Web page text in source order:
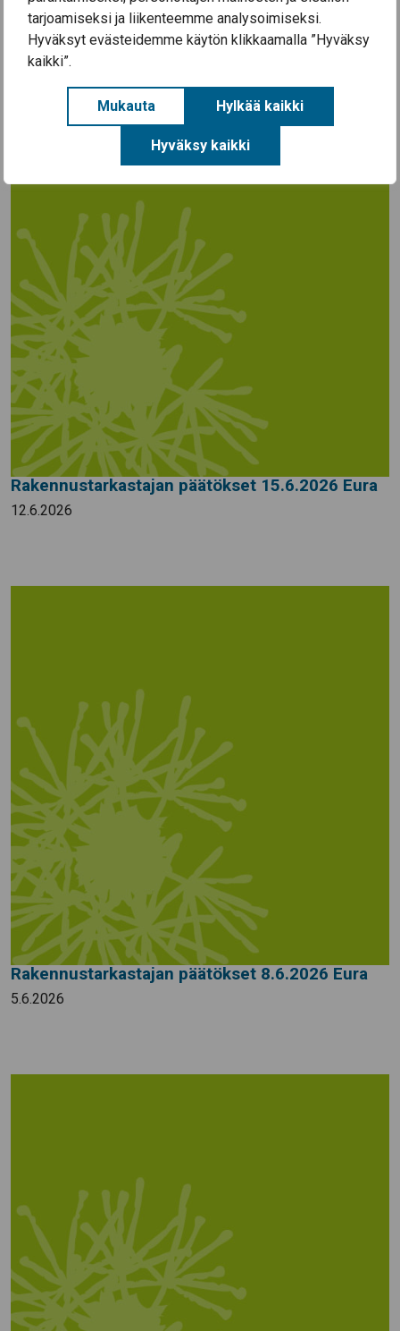
tarjoamiseksi ja liikenteemme analysoimiseksi.
Hyväksyt evästeidemme käytön klikkaamalla ”Hyväksy
kaikki”.
Mukauta Hylkää kaikki
Hyväksy kaikki
Etela-Satakunnan-ymparistolautakunnan-
paatokset-22.6.2026-Eura
Rakennustarkastajan päätökset 15.6.2026 Eura
12.6.2026
Rakennustarkastajan päätökset 8.6.2026 Eura
5.6.2026